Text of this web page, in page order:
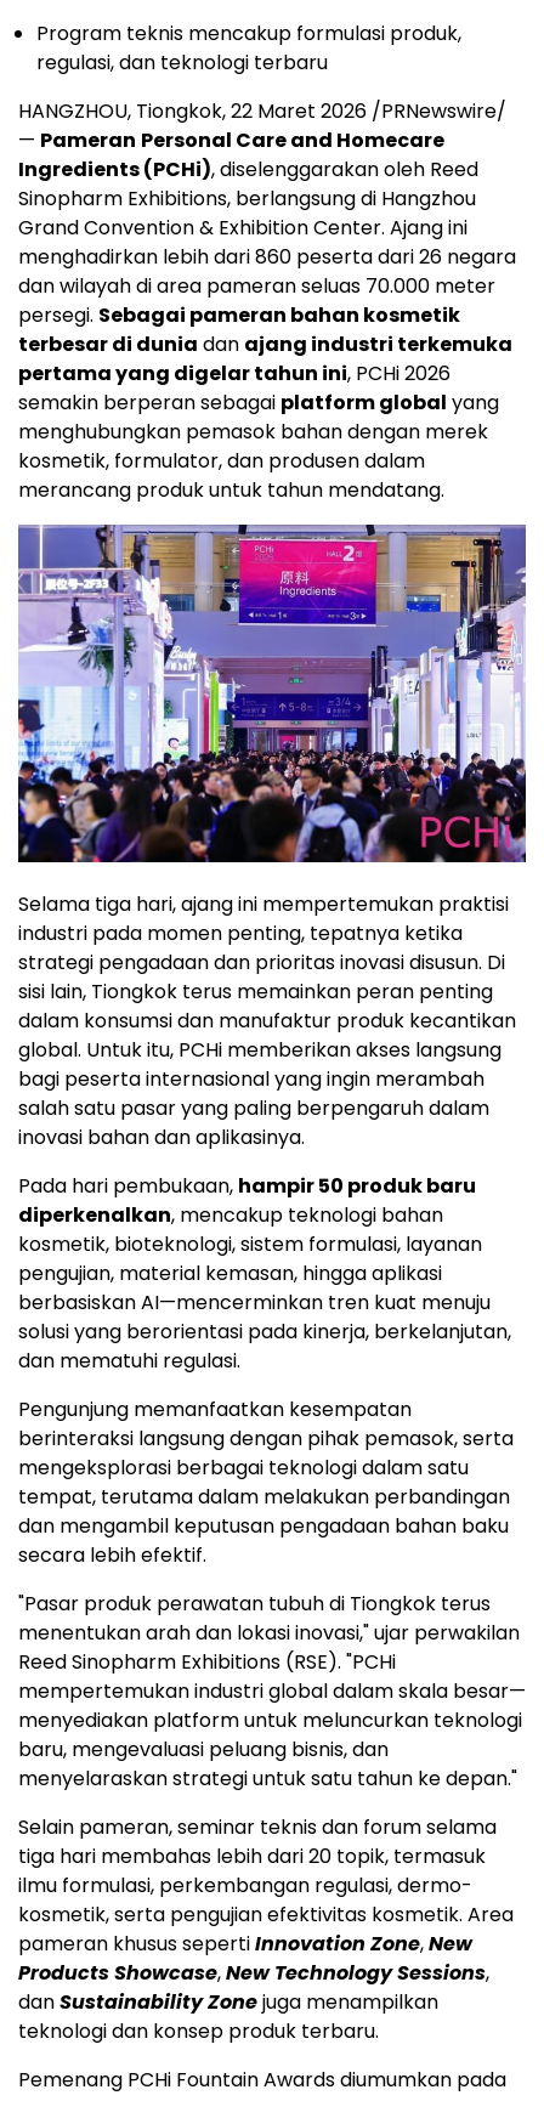
Program teknis mencakup formulasi produk,
regulasi, dan teknologi terbaru
HANGZHOU, Tiongkok, 22 Maret 2026 /PRNewswire/
— Pameran Personal Care and Homecare
Ingredients (PCHi), diselenggarakan oleh Reed
Sinopharm Exhibitions, berlangsung di Hangzhou
Grand Convention & Exhibition Center. Ajang ini
menghadirkan lebih dari 860 peserta dari 26 negara
dan wilayah di area pameran seluas 70.000 meter
persegi. Sebagai pameran bahan kosmetik
terbesar di dunia dan ajang industri terkemuka
pertama yang digelar tahun ini, PCHi 2026
semakin berperan sebagai platform global yang
menghubungkan pemasok bahan dengan merek
kosmetik, formulator, dan produsen dalam
merancang produk untuk tahun mendatang.
Selama tiga hari, ajang ini mempertemukan praktisi
industri pada momen penting, tepatnya ketika
strategi pengadaan dan prioritas inovasi disusun. Di
sisi lain, Tiongkok terus memainkan peran penting
dalam konsumsi dan manufaktur produk kecantikan
global. Untuk itu, PCHi memberikan akses langsung
bagi peserta internasional yang ingin merambah
salah satu pasar yang paling berpengaruh dalam
inovasi bahan dan aplikasinya.
Pada hari pembukaan, hampir 50 produk baru
diperkenalkan, mencakup teknologi bahan
kosmetik, bioteknologi, sistem formulasi, layanan
pengujian, material kemasan, hingga aplikasi
berbasiskan AI—mencerminkan tren kuat menuju
solusi yang berorientasi pada kinerja, berkelanjutan,
dan mematuhi regulasi.
Pengunjung memanfaatkan kesempatan
berinteraksi langsung dengan pihak pemasok, serta
mengeksplorasi berbagai teknologi dalam satu
tempat, terutama dalam melakukan perbandingan
dan mengambil keputusan pengadaan bahan baku
secara lebih efektif.
"Pasar produk perawatan tubuh di Tiongkok terus
menentukan arah dan lokasi inovasi," ujar perwakilan
Reed Sinopharm Exhibitions (RSE). "PCHi
mempertemukan industri global dalam skala besar—
menyediakan platform untuk meluncurkan teknologi
baru, mengevaluasi peluang bisnis, dan
menyelaraskan strategi untuk satu tahun ke depan."
Selain pameran, seminar teknis dan forum selama
tiga hari membahas lebih dari 20 topik, termasuk
ilmu formulasi, perkembangan regulasi, dermo-
kosmetik, serta pengujian efektivitas kosmetik. Area
pameran khusus sepertiInnovation Zone,New
Products Showcase,New Technology Sessions,
danSustainability Zonejuga menampilkan
teknologi dan konsep produk terbaru.
Pemenang PCHi Fountain Awards diumumkan pada